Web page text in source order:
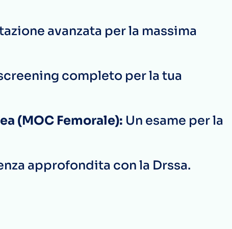
avanzata per la massima
completo per la tua
(MOC Femorale): Un esame per la
approfondita con la Drssa.